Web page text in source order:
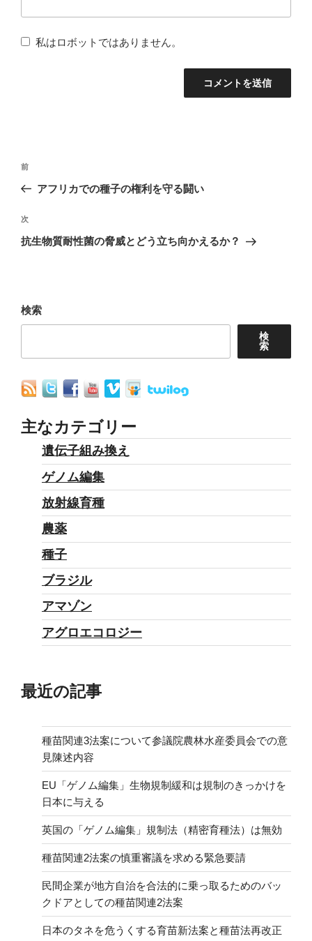
私はロボットではありません。
投
稿
ビ
ゲ
ョ
前
の
稿
前
アフリカでの種子の権利を守る闘い
次
の
次
抗生物質耐性菌の脅威とどう立ち向かえるか？
検索
検
索
主なカテゴリー
遺伝子組み換え
ゲノム編集
放射線育種
農薬
種子
ブラジル
アマゾン
アグロエコロジー
最近の記事
種苗関連3法案について参議院農林水産委員会での意
見陳述内容
EU「ゲノム編集」生物規制緩和は規制のきっかけを
日本に与える
英国の「ゲノム編集」規制法（精密育種法）は無効
種苗関連2法案の慎重審議を求める緊急要請
民間企業が地方自治を合法的に乗っ取るためのバッ
クドアとしての種苗関連2法案
日本のタネを危うくする育苗新法案と種苗法再改正